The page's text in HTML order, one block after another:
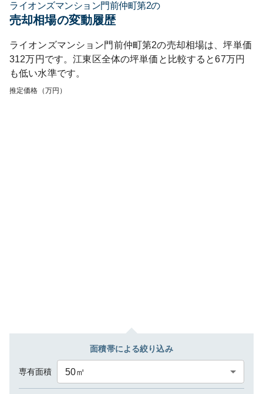
ライオンズマンション門前仲町第2の
売却相場の変動履歴
ライオンズマンション門前仲町第2の売却相場は、坪単価
312万円です。江東区全体の坪単価と比較すると67万円
も低い水準です。
推定価格（万円）
面積帯による絞り込み
専有面積 50㎡